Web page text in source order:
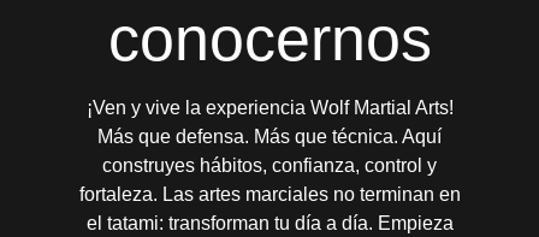
conocernos
¡Ven y vive la experiencia Wolf Martial Arts!
Más que defensa. Más que técnica. Aquí
construyes hábitos, confianza, control y
fortaleza. Las artes marciales no terminan en
el tatami: transforman tu día a día. Empieza